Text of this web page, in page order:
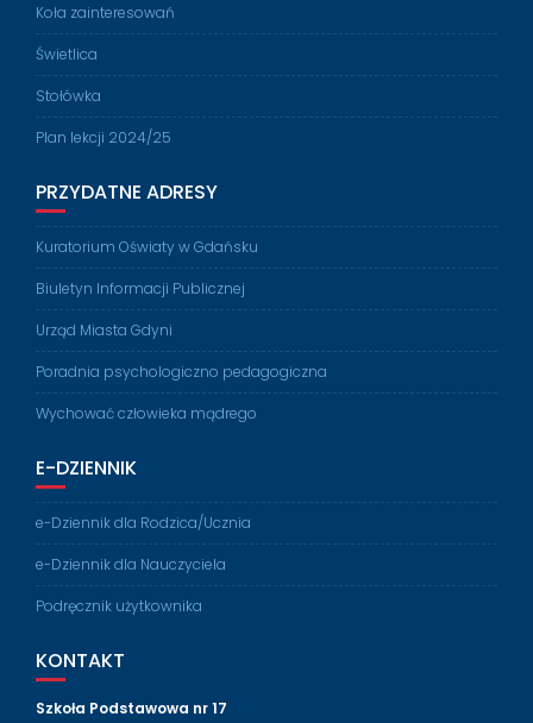
Koła zainteresowań
Świetlica
Stołówka
Plan lekcji 2024/25
PRZYDATNE ADRESY
Kuratorium Oświaty w Gdańsku
Biuletyn Informacji Publicznej
Urząd Miasta Gdyni
Poradnia psychologiczno pedagogiczna
Wychować człowieka mądrego
E-DZIENNIK
e-Dziennik dla Rodzica/Ucznia
e-Dziennik dla Nauczyciela
Podręcznik użytkownika
KONTAKT
Szkoła Podstawowa nr 17